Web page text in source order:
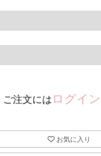
ご注文には ログイン
お気に入り